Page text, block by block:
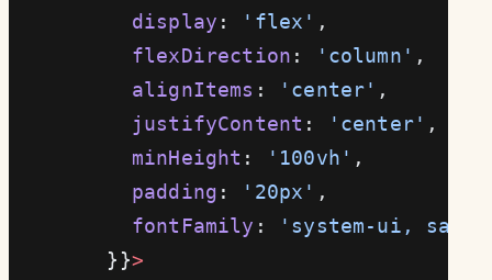
          display
: 'flex' ,
          flexDirection
: 'column' ,
          alignItems
: 'center' ,
          justifyContent
: 'center' ,
          minHeight
: '100vh' ,
          padding
: '20px' ,
          fontFamily
:
'system-ui,
        }}
>